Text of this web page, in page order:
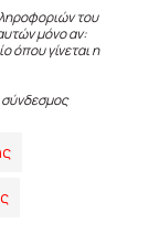
του
μόνο αν:
όπου γίνεται η
σύνδεσμος